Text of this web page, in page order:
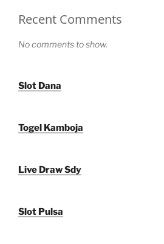
Recent Comments
No comments to show.
Slot Dana
Togel Kamboja
Live Draw Sdy
Slot Pulsa